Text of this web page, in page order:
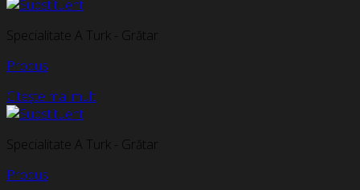
Specialitate A Turk - Grătar
Produs
Citește mai mult
Specialitate A Turk - Grătar
Produs